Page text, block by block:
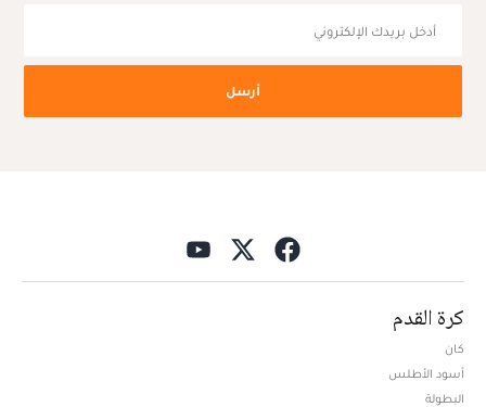
أرسل
كرة القدم
كان
أسود الأطلس
البطولة